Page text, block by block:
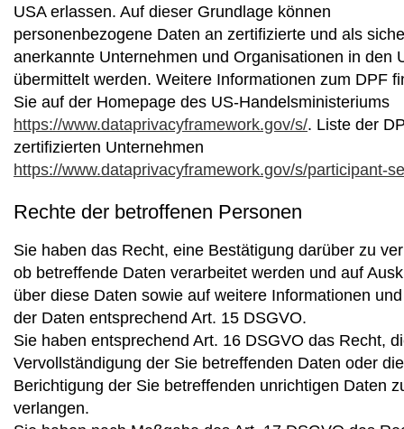
USA erlassen. Auf dieser Grundlage können
personenbezogene Daten an zertifizierte und als
anerkannte Unternehmen und Organisationen in den
übermittelt werden. Weitere Informationen zum DPF
Sie auf der Homepage des US-Handelsministeriums
https://www.dataprivacyframework.gov/s/. Liste der
zertifizierten Unternehmen
https://www.dataprivacyframework.gov/s/participant-
Rechte der betroffenen Personen
Sie haben das Recht, eine Bestätigung darüber zu
ob betreffende Daten verarbeitet werden und auf
über diese Daten sowie auf weitere Informationen
der Daten entsprechend Art. 15 DSGVO.
Sie haben entsprechend Art. 16 DSGVO das Recht,
Vervollständigung der Sie betreffenden Daten oder die
Berichtigung der Sie betreffenden unrichtigen Daten
verlangen.